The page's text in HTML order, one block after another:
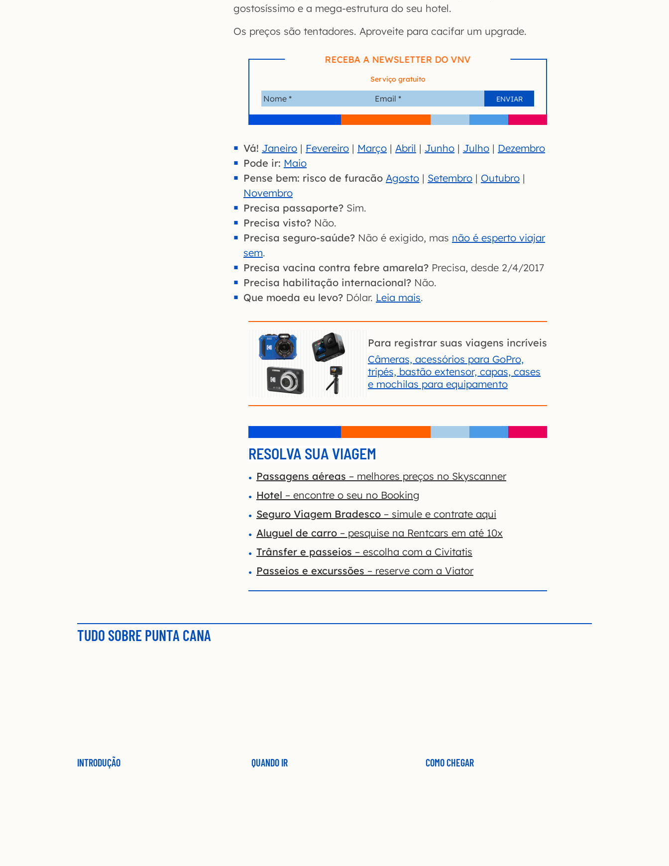
gostosíssimo e a mega-estrutura do seu hotel.
Os preços são tentadores. Aproveite para cacifar um upgrade.
RECEBA A NEWSLETTER DO VNV
Serviço gratuito
Vá! Janeiro | Fevereiro | Março | Abril | Junho | Julho | Dezembro
Pode ir: Maio
Pense bem: risco de furacão Agosto | Setembro | Outubro |
Novembro
Precisa passaporte? Sim.
Precisa visto? Não.
Precisa seguro-saúde? Não é exigido, mas não é esperto viajar
sem.
Precisa vacina contra febre amarela? Precisa, desde 2/4/2017
Precisa habilitação internacional? Não.
Que moeda eu levo? Dólar. Leia mais.
Para registrar suas viagens incríveis
Câmeras, acessórios para GoPro,
tripés, bastão extensor, capas, cases
e mochilas para equipamento
RESOLVA SUA VIAGEM
Passagens aéreas – melhores preços no Skyscanner
Hotel – encontre o seu no Booking
Seguro Viagem Bradesco – simule e contrate aqui
Aluguel de carro – pesquise na Rentcars em até 10x
Trânsfer e passeios – escolha com a Civitatis
Passeios e excurssões – reserve com a Viator
TUDO SOBRE PUNTA CANA
INTRODUÇÃO QUANDO IR COMO CHEGAR